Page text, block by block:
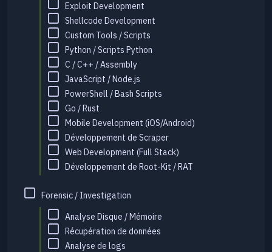
Exploit Development
Shellcode Development
Custom Tools / Scripts
Python / Scripts Python
C / C++ / Assembly
JavaScript / Node.js
PowerShell / Bash Scripts
Go / Rust
Mobile Development (iOS/Android)
Développement de Scraper
Web Development (Full Stack)
Développement de Root-Kit / RAT
Forensic / Investigation
Analyse Disque / Mémoire
Récupération de données
Analyse de logs